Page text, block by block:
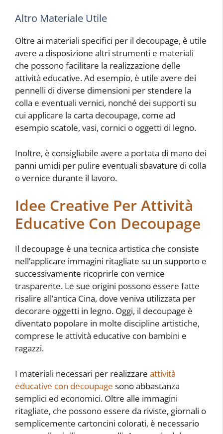
Altro Materiale Utile
Oltre ai materiali specifici per il decoupage, è utile
avere a disposizione altri strumenti e materiali
che possono facilitare la realizzazione delle
attività educative. Ad esempio, è utile avere dei
pennelli di diverse dimensioni per stendere la
colla e eventuali vernici, nonché dei supporti su
cui applicare la carta decoupage, come ad
esempio scatole, vasi, cornici o oggetti di legno.
Inoltre, è consigliabile avere a portata di mano dei
panni umidi per pulire eventuali sbavature di colla
o vernice durante il lavoro.
Idee Creative Per Attività
Educative Con Decoupage
Il decoupage è una tecnica artistica che consiste
nell’applicare immagini ritagliate su un supporto e
successivamente ricoprirle con vernice
trasparente. Le sue origini possono essere fatte
risalire all’antica Cina, dove veniva utilizzata per
decorare oggetti in legno. Oggi, il decoupage è
diventato popolare in molte discipline artistiche,
comprese le attività educative con bambini e
ragazzi.
I materiali necessari per realizzare attività
educative con decoupage sono abbastanza
semplici ed economici. Oltre alle immagini
ritagliate, che possono essere da riviste, giornali o
semplicemente cartoncini colorati, è necessario